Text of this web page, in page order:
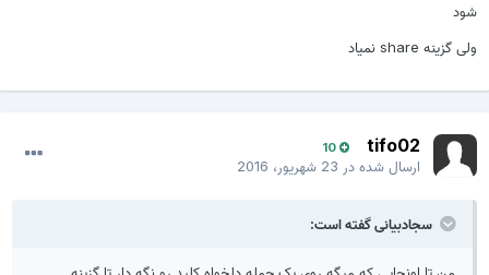
شود
ولی گزینه share نمیاد
tifo02
10
ارسال شده در23 شهریور، 2016
سجادبیانی گفته است: